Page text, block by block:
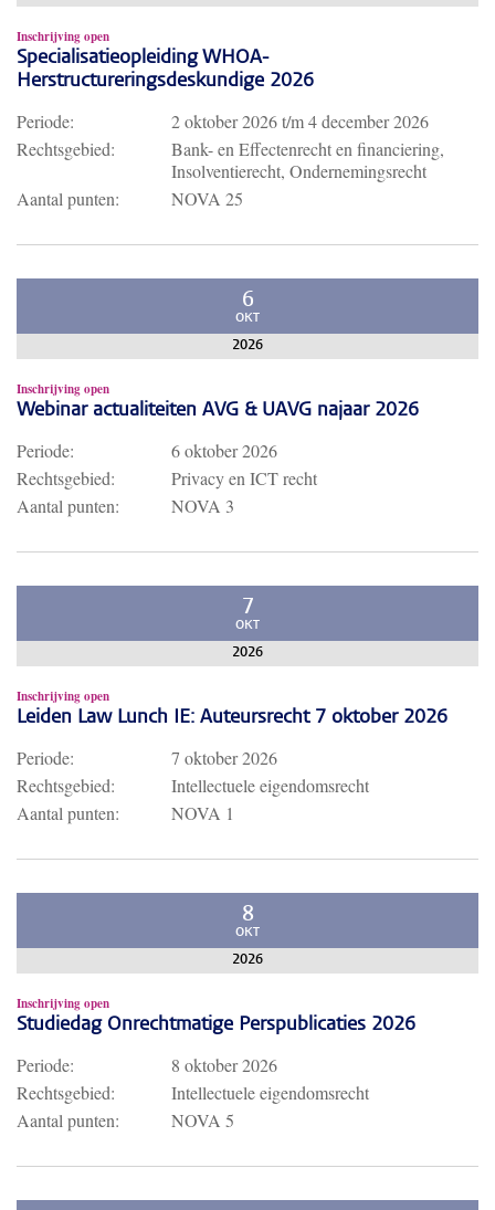
Inschrijving open
Specialisatieopleiding WHOA-
Herstructureringsdeskundige 2026
Periode: 2 oktober 2026t/m4 december 2026
Rechtsgebied:
Bank- en Effectenrecht en financiering,
Insolventierecht, Ondernemingsrecht
Aantal punten:
NOVA 25
6
OKT
2026
Inschrijving open
Webinar actualiteiten AVG & UAVG najaar 2026
Periode:
6 oktober 2026
Rechtsgebied:
Privacy en ICT recht
Aantal punten:
NOVA 3
7
OKT
2026
Inschrijving open
Leiden Law Lunch IE: Auteursrecht 7 oktober 2026
Periode:
7 oktober 2026
Rechtsgebied:
Intellectuele eigendomsrecht
Aantal punten:
NOVA 1
8
OKT
2026
Inschrijving open
Studiedag Onrechtmatige Perspublicaties 2026
Periode:
8 oktober 2026
Rechtsgebied:
Intellectuele eigendomsrecht
Aantal punten:
NOVA 5